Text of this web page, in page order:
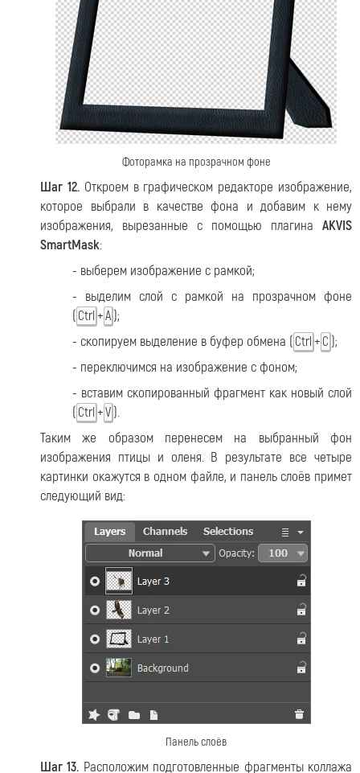
Фоторамка на прозрачном фоне
Шаг 12.Откроем в графическом редакторе изображение,
которое выбрали в качестве фона и добавим к нему
изображения, вырезанные с помощью плагина AKVIS
SmartMask:
- выберем изображение с рамкой;
- выделим слой с рамкой на прозрачном фоне
( Ctrl +A );
- скопируем выделение в буфер обмена ( Ctrl + C );
- переключимся на изображение с фоном;
- вставим скопированный фрагмент как новый слой
( Ctrl +V ).
Таким же образом перенесем на выбранный фон
изображения птицы и оленя. В результате все четыре
картинки окажутся в одном файле, и панель слоёв примет
следующий вид:
Панель слоёв
Шаг 13. Расположим подготовленные фрагменты коллажа